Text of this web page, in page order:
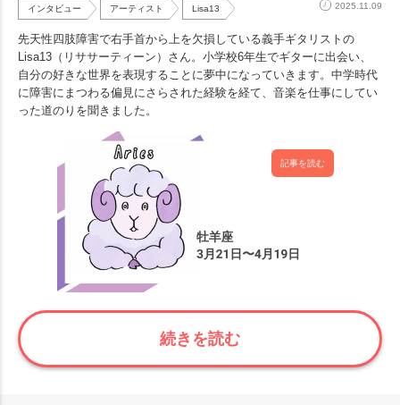
インタビュー アーティスト Lisa13 2025.11.09
先天性四肢障害で右手首から上を欠損している義手ギタリストの
Lisa13（リササーティーン）さん。小学校6年生でギターに出会い、
自分の好きな世界を表現することに夢中になっていきます。中学時代
に障害にまつわる偏見にさらされた経験を経て、音楽を仕事にしてい
った道のりを聞きました。
記事を読む
続きを読む